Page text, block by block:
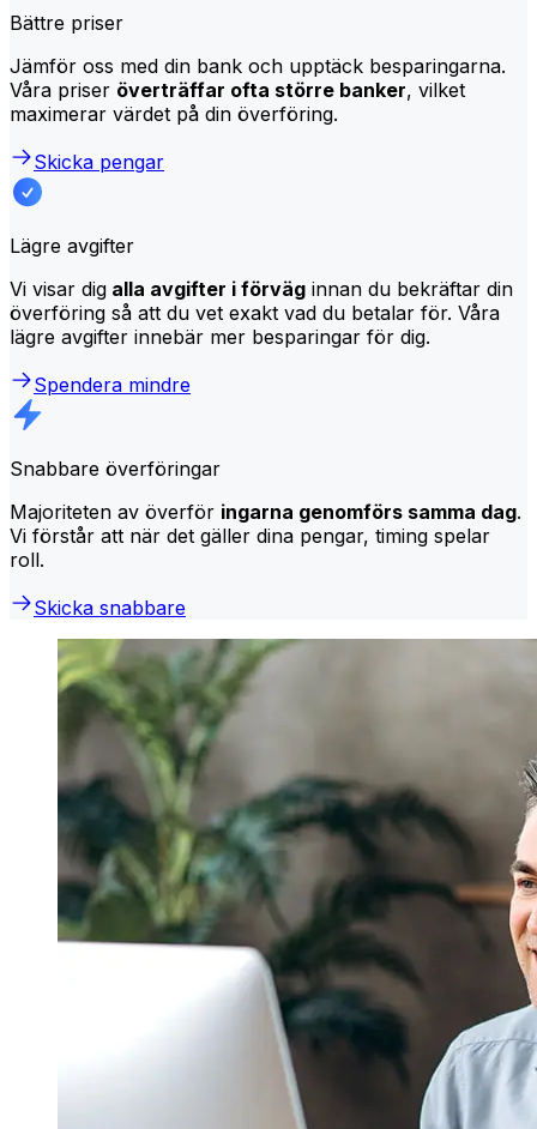
Bättre priser
Jämför oss med din bank och upptäck besparingarna.
Våra priser överträffar ofta större banker, vilket
maximerar värdet på din överföring.
Skicka pengar
Lägre avgifter
Vi visar dig alla avgifter i förväg innan du bekräftar din
överföring så att du vet exakt vad du betalar för. Våra
lägre avgifter innebär mer besparingar för dig.
Spendera mindre
Snabbare överföringar
Majoriteten av överför ingarna genomförs samma dag.
Vi förstår att när det gäller dina pengar, timing spelar
roll.
Skicka snabbare